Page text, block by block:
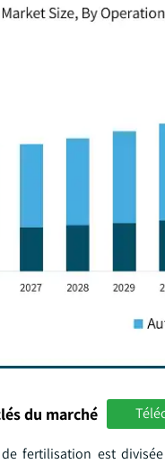
du marché
fertilisation est